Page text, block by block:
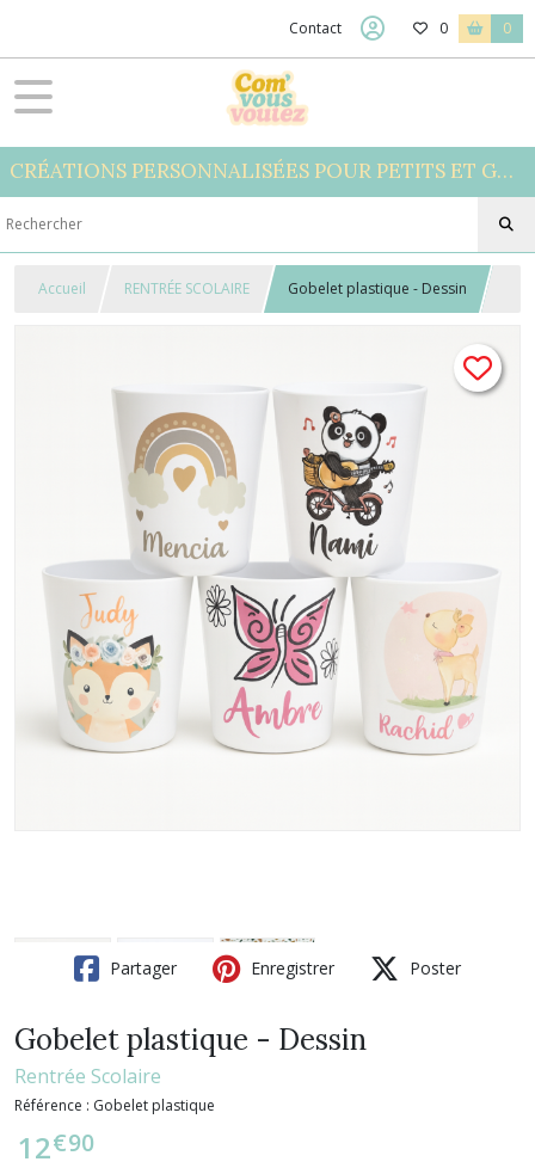
Contact 0 0
CRÉATIONS PERSONNALISÉES POUR PETITS ET GRANDS
Accueil RENTRÉE SCOLAIRE Gobelet plastique - Dessin
Partager Enregistrer Poster
Gobelet plastique - Dessin
Rentrée Scolaire
Référence : Gobelet plastique
12€90